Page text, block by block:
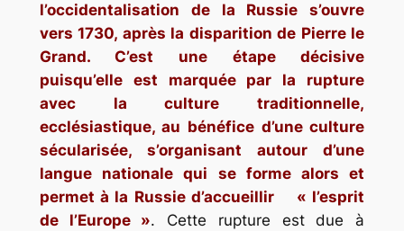
l’occidentalisation de la Russie s’ouvre
vers 1730, après la disparition de Pierre le
Grand. C’est une étape décisive
puisqu’elle est marquée par la rupture
avec la culture traditionnelle,
ecclésiastique, au bénéfice d’une culture
sécularisée, s’organisant autour d’une
langue nationale qui se forme alors et
permet à la Russie d’accueillir « l’esprit
de l’Europe ». Cette rupture est due à